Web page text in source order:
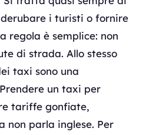
i turisti o fornire
regola è semplice: non
di strada. Allo stesso
taxi sono una
un taxi per
tariffe gonfiate,
non parla inglese. Per